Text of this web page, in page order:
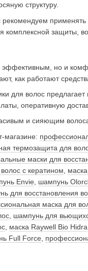
структуру.
защиты,
эффективным, но и
как работают
для волос
оперативную
и сияющим
магазине:
термозащита для
маски для
с кератином
Envie шампунь
для восстановления
маска для
, шампунь для
, маска Raywell Bio Hidra
Full Force